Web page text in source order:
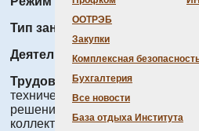
ООТРЭБ
Закупки
Комплексная
Бухгалтерия
Все новости
База отдыха Института
Тип занятости:Полная
Деятельность:Проведение
Трудовые функции:
технических) результатов,
решения научно-
коллективами